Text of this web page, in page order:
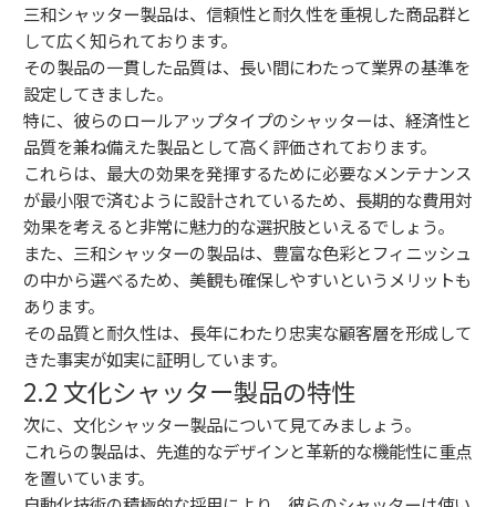
三和シャッター製品は、信頼性と耐久性を重視した商品群と
して広く知られております。
その製品の一貫した品質は、長い間にわたって業界の基準を
設定してきました。
特に、彼らのロールアップタイプのシャッターは、経済性と
品質を兼ね備えた製品として高く評価されております。
これらは、最大の効果を発揮するために必要なメンテナンス
が最小限で済むように設計されているため、長期的な費用対
効果を考えると非常に魅力的な選択肢といえるでしょう。
また、三和シャッターの製品は、豊富な色彩とフィニッシュ
の中から選べるため、美観も確保しやすいというメリットも
あります。
その品質と耐久性は、長年にわたり忠実な顧客層を形成して
きた事実が如実に証明しています。
2.2 文化シャッター製品の特性
次に、文化シャッター製品について見てみましょう。
これらの製品は、先進的なデザインと革新的な機能性に重点
を置いています。